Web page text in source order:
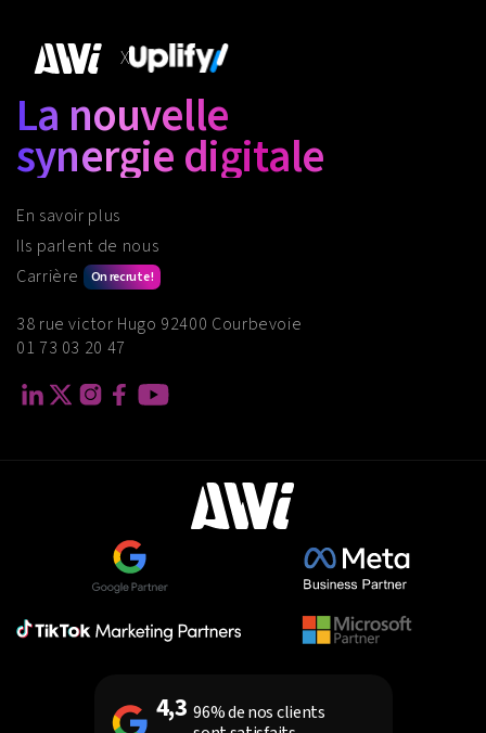
X
La nouvelle
synergie digitale
En savoir plus
Ils parlent de nous
Carrière
On recrute !
38 rue victor Hugo 92400 Courbevoie
01 73 03 20 47
4,3 96% de nos clients